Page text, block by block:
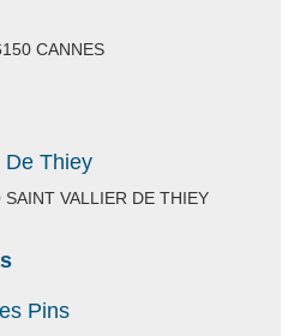
CANNES
De Thiey
VALLIER DE THIEY
Pins